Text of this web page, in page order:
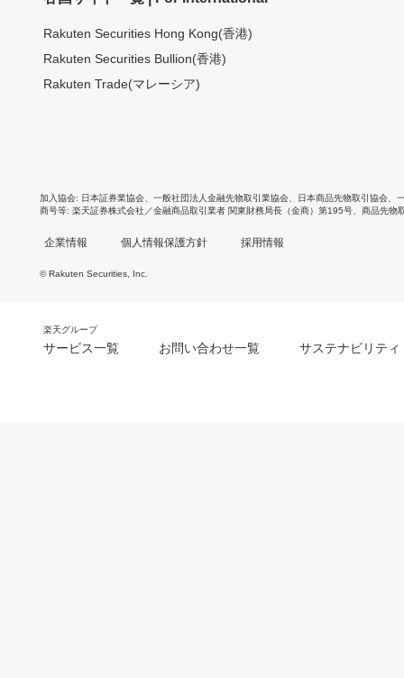
Rakuten Securities Hong Kong(香港)
Rakuten Securities Bullion(香港)
Rakuten Trade(マレーシア)
加入協会 日本証券業協会 一般社団法人金融先物取引業協会 日本商品先物取引協会
商号等 楽天証券株式会社／金融商品取引業者 関東財務局長（金商）第195号、商品先物
企業情報 個人情報保護方針 採用情報
© Rakuten Securities, Inc.
楽天グループ
サービス一覧 お問い合わせ一覧 サステナビリティ